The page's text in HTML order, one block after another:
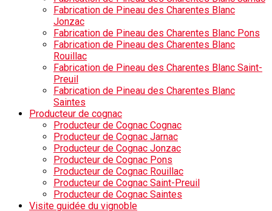
Fabrication de Pineau des Charentes Blanc
Jonzac
Fabrication de Pineau des Charentes Blanc Pons
Fabrication de Pineau des Charentes Blanc
Rouillac
Fabrication de Pineau des Charentes Blanc Saint-
Preuil
Fabrication de Pineau des Charentes Blanc
Saintes
Producteur de cognac
Producteur de Cognac Cognac
Producteur de Cognac Jarnac
Producteur de Cognac Jonzac
Producteur de Cognac Pons
Producteur de Cognac Rouillac
Producteur de Cognac Saint-Preuil
Producteur de Cognac Saintes
Visite guidée du vignoble